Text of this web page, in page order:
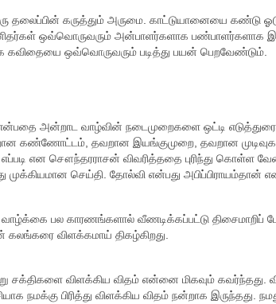
தலைப்பின் கருத்தும் அருமை. காட்டுயானையை கண்டு
ஒவ்வொருவரும் அன்பாளர்களாக பண்பாளர்களாக
ஒவ்வொருவரும் படித்து பயன் பெறவேண்டும்.
அன்றாட வாழ்வின் நடைமுறைகளை ஒட்டி
கண்ணோட்டம், தவறான இயங்குமுறை, தவறான முடிவுகள்
எப்படி என சௌந்தரராசன் விவரித்ததை புரிந்து கொள்ள
முக்கியமான செய்தி. தோல்வி என்பது அபிப்பிராயம்தான்
பல காரணங்களால் வீணடிக்கப்பட்டு
விளக்கமாய் திகழ்கிறது.
சக்திகளை விளக்கிய விதம் என்னை மிகவும் கவர்ந்தது.
நமக்கு பிரித்து விளக்கிய விதம் நன்றாக இருந்தது.